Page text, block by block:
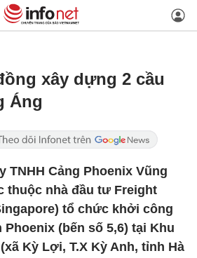
xây dựng 2 cầu
Áng
TNHH Cảng Phoenix Vũng
thuộc nhà đầu tư Freight
tổ chức khởi công
(bến số 5,6) tại Khu
Kỳ Lợi, T.X Kỳ Anh, tỉnh Hà